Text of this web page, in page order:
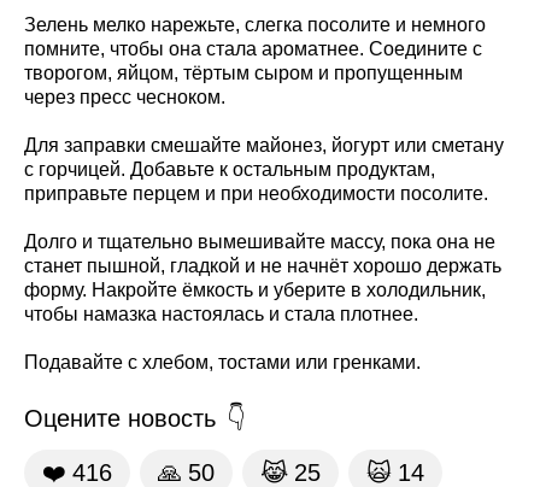
Зелень мелко нарежьте, слегка посолите и немного
помните, чтобы она стала ароматнее. Соедините с
творогом, яйцом, тёртым сыром и пропущенным
через пресс чесноком.
Для заправки смешайте майонез, йогурт или сметану
с горчицей. Добавьте к остальным продуктам,
приправьте перцем и при необходимости посолите.
Долго и тщательно вымешивайте массу, пока она не
станет пышной, гладкой и не начнёт хорошо держать
форму. Накройте ёмкость и уберите в холодильник,
чтобы намазка настоялась и стала плотнее.
Подавайте с хлебом, тостами или гренками.
Оцените новость
❤️ 416 🙏 50 😹 25 🙀 14